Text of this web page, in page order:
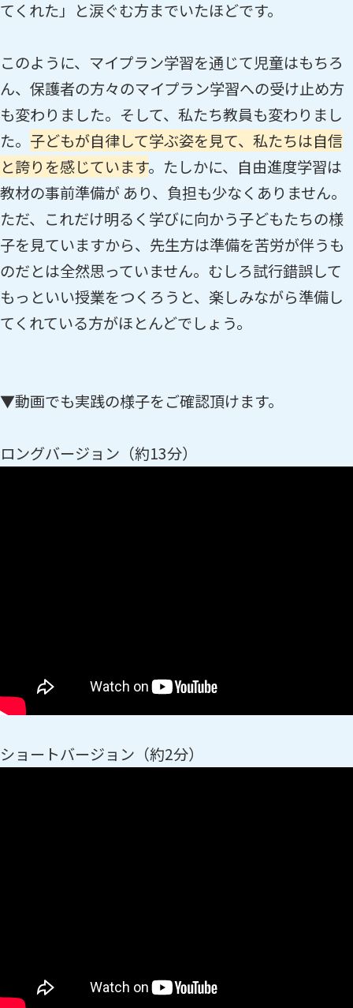
てくれた」と涙ぐむ方までいたほどです。
このように、マイプラン学習を通じて児童はもちろ
ん、保護者の方々のマイプラン学習への受け止め方
も変わりました。そして、私たち教員も変わりまし
た。 子どもが自律して学ぶ姿を見て、私たちは自信
と誇りを感じています。たしかに、自由進度学習は
教材の事前準備が あり、負担も少なくありません。
ただ、これだけ明るく学びに向かう子どもたちの様
子を見ていますから、先生方は準備を苦労が伴うも
のだとは全然思っていません。むしろ試行錯誤して
もっといい授業をつくろうと、楽しみながら準備し
てくれている方がほとんどでしょう。
▼動画でも実践の様子をご確認頂けます。
ロングバージョン（約13分）
ショートバージョン（約2分）